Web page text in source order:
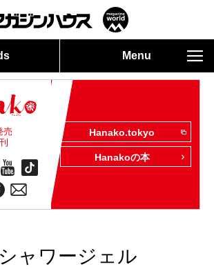
Menu
売
Hanako.tokyo
Hanakoの本
ャワージェル